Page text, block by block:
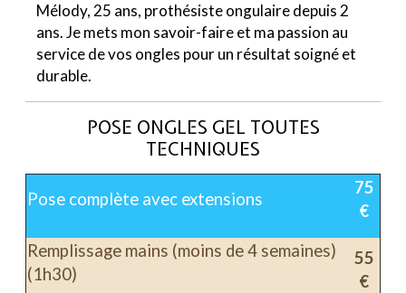
Mélody, 25 ans, prothésiste ongulaire depuis 2
ans. Je mets mon savoir-faire et ma passion au
service de vos ongles pour un résultat soigné et
durable.
POSE ONGLES GEL TOUTES
TECHNIQUES
Pose complète avec extensions
75
€
Remplissage mains (moins de 4 semaines)
(1h30)
55
€